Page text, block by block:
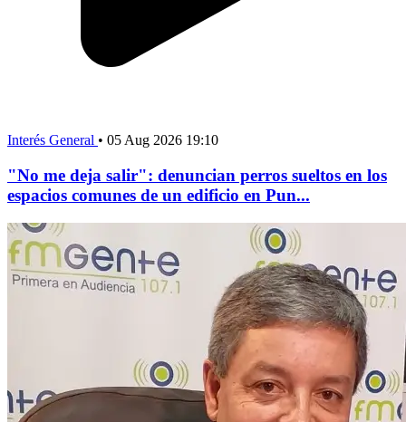
Interés General • 05 Aug 2026 19:10
"No me deja salir": denuncian perros sueltos en los
espacios comunes de un edificio en Pun...